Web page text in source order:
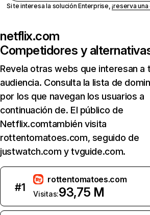
Si te interesa la solución Enterprise,¡reserva
netflix.com
Competidores y
Revela otras webs que interesan a
audiencia. Consulta la lista de
por los que navegan los usuarios a
continuación de. El público de
Netflix.comtambién visita
rottentomatoes.com, seguido de
justwatch.com y tvguide.com.
#1
rottentomatoes.com
Visitas:93,75 M